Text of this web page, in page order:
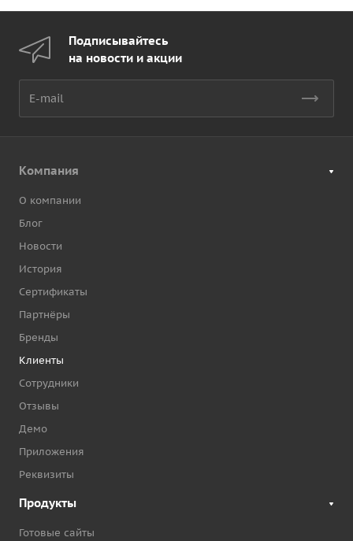
Подписывайтесь
на новости и акции
Компания
О компании
Блог
Новости
История
Сертификаты
Партнёры
Бренды
Клиенты
Сотрудники
Отзывы
Демо
Приложения
Реквизиты
Продукты
Готовые сайты